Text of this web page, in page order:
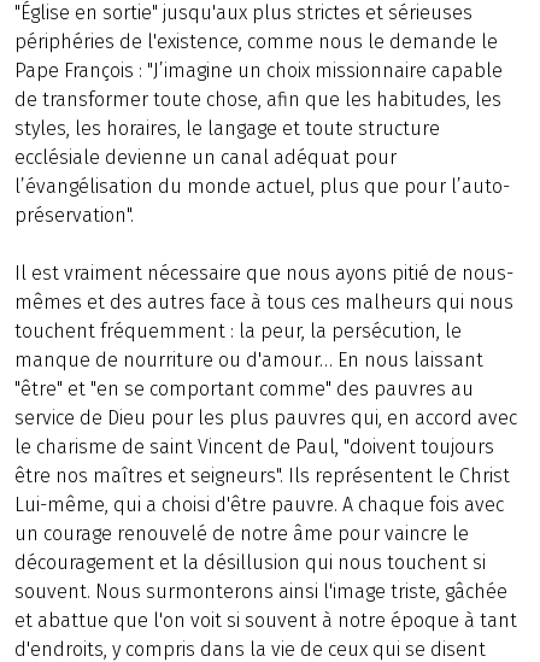
"Église en sortie" jusqu'aux plus strictes et sérieuses
périphéries de l'existence, comme nous le demande le
Pape François : "J’imagine un choix missionnaire capable
de transformer toute chose, afin que les habitudes, les
styles, les horaires, le langage et toute structure
ecclésiale devienne un canal adéquat pour
l’évangélisation du monde actuel, plus que pour l’auto-
préservation".
Il est vraiment nécessaire que nous ayons pitié de nous-
mêmes et des autres face à tous ces malheurs qui nous
touchent fréquemment : la peur, la persécution, le
manque de nourriture ou d'amour… En nous laissant
"être" et "en se comportant comme" des pauvres au
service de Dieu pour les plus pauvres qui, en accord avec
le charisme de saint Vincent de Paul, "doivent toujours
être nos maîtres et seigneurs". Ils représentent le Christ
Lui-même, qui a choisi d'être pauvre. A chaque fois avec
un courage renouvelé de notre âme pour vaincre le
découragement et la désillusion qui nous touchent si
souvent. Nous surmonterons ainsi l'image triste, gâchée
et abattue que l'on voit si souvent à notre époque à tant
d'endroits, y compris dans la vie de ceux qui se disent